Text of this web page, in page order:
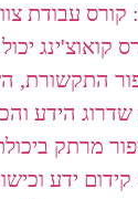
עבודת
קואוצ'ינג
התקשורת,
הידע
מרתק
ידע